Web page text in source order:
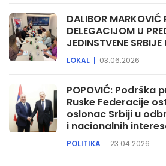
DALIBOR MARKOVIĆ
DELEGACIJOM U
JEDINSTVENE
LOKAL 03.06.2026
POPOVIĆ: Podrška
Ruske Federacije
oslonac Srbiji u
i nacionalnih
POLITIKA 23.04.2026